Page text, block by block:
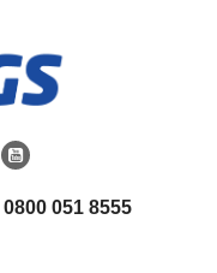
0800 051 8555